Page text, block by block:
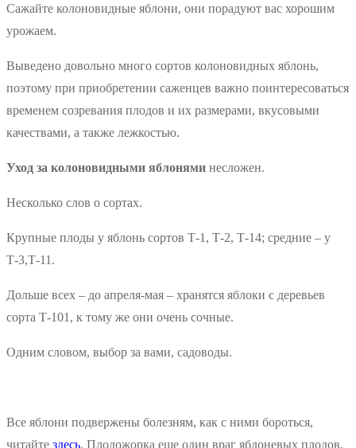
Сажайте колоновидные яблони, они порадуют вас хорошим
урожаем.
Выведено довольно много сортов колоновидных яблонь,
поэтому при приобретении саженцев важно поинтересоваться
временем созревания плодов и их размерами, вкусовыми
качествами, а также лежкостью.
Уход за колоновидными яблонями несложен.
Несколько слов о сортах.
Крупные плоды у яблонь сортов Т-1, Т-2, Т-14; средние – у
Т-3,Т-11.
Дольше всех – до апреля-мая – хранятся яблоки с деревьев
сорта Т-101, к тому же они очень сочные.
Одним словом, выбор за вами, садоводы.
Все яблони подвержены болезням, как с ними бороться,
читайте здесь. Плодожорка еще один враг яблоневых плодов,